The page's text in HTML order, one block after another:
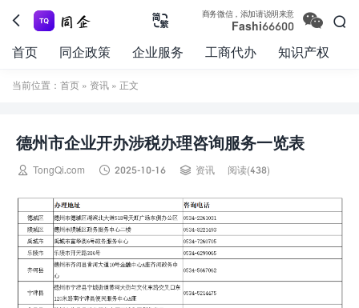
 
商务微信，添加请说明来意
Fashi66600 

首页 同企政策 企业服务 工商代办 知识产权
当前位置： 首页 » 资讯 » 正文
德州市企业开办涉税办理咨询服务一览表
 TongQi.com  2025-10-16  资讯 阅读(438)